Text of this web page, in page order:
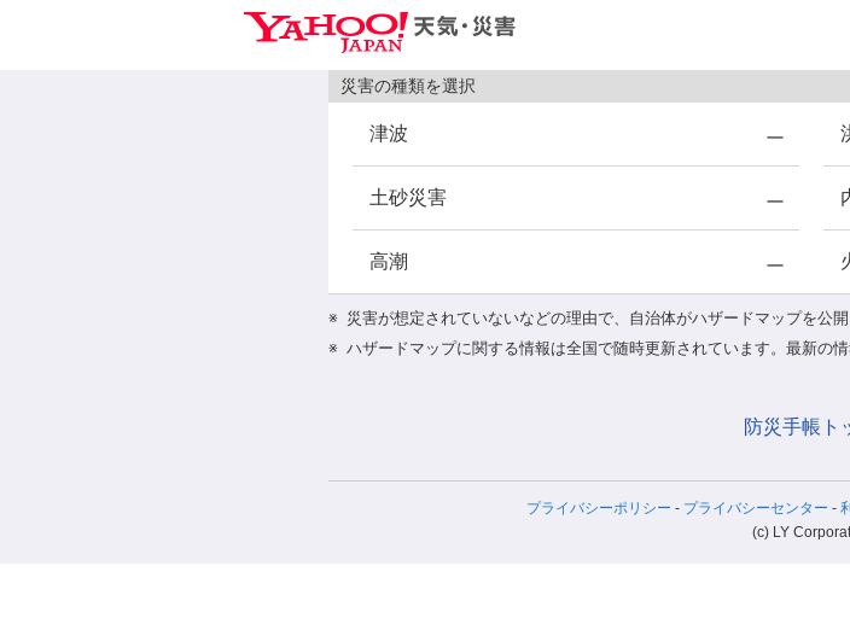
災害の種類を選択
津波
土砂災害
高潮
※ 災害が想定されていないなどの理由で、自治体がハザードマップを公
※ ハザードマップに関する情報は全国で随時更新されています。最新の
防災手帳ト
プライバシーポリシー プライバシーセンター
(c) LY